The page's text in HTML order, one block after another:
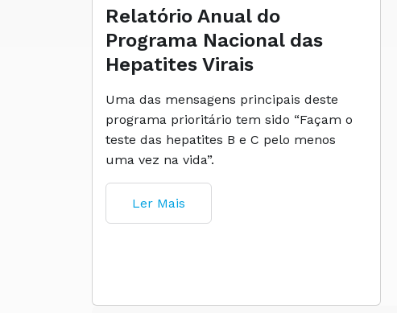
Relatório Anual do
Programa Nacional das
Hepatites Virais
Uma das mensagens principais deste
programa prioritário tem sido “Façam o
teste das hepatites B e C pelo menos
uma vez na vida”.
Ler Mais